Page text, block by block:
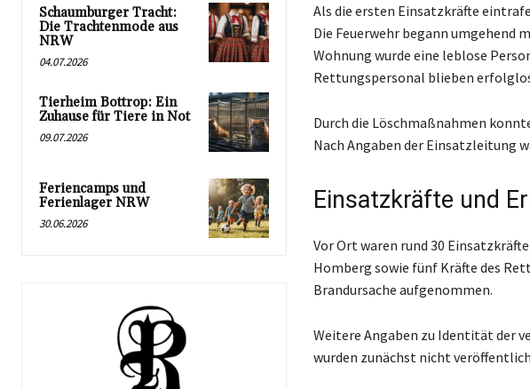
Schaumburger Tracht:
Die Trachtenmode aus
NRW
04.07.2026
Tierheim Bottrop: Ein
Zuhause für Tiere in Not
09.07.2026
Feriencamps und
Ferienlager NRW
30.06.2026
Als die ersten Einsatzkräfte
Die Feuerwehr begann umgehend
Wohnung wurde eine leblose
Rettungspersonal blieben
Durch die Löschmaßnahmen
Nach Angaben der Einsatzleitung
Einsatzkräfte und
Vor Ort waren rund 30
Homberg sowie fünf Kräfte des
Brandursache aufgenommen.
Weitere Angaben zu Identität der
wurden zunächst nicht